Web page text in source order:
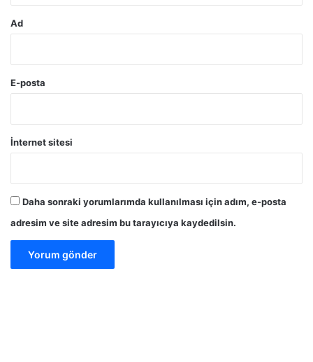
Ad
E-posta
İnternet sitesi
Daha sonraki yorumlarımda kullanılması için adım, e-posta
adresim ve site adresim bu tarayıcıya kaydedilsin.